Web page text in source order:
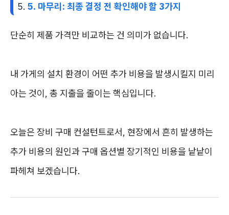
5. 마무리: 최종 결정 전 확인해야 할 3가지
단순히 제품 가격만 비교하는 건 의미가 없습니다.
내 가게의 설치 환경이 어떤 추가 비용을 발생시킬지 미리
아는 것이, 총 지출을 줄이는 핵심입니다.
오늘은 장비 구매 컨설턴트로서, 현장에서 흔히 발생하는
추가 비용의 원인과 구매 옵션별 장기적인 비용을 낱낱이
파헤쳐 보겠습니다.